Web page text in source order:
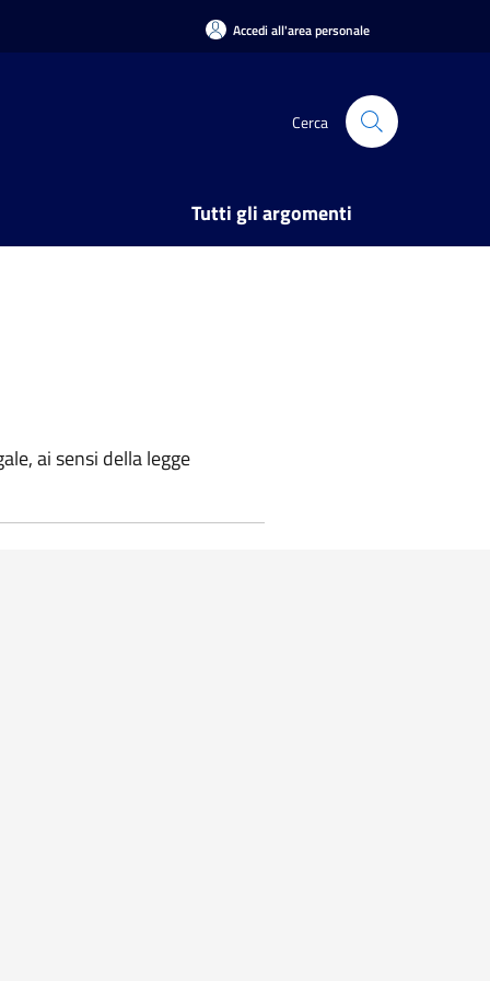
Accedi all'area personale
Cerca
Tutti gli argomenti
ai sensi della legge